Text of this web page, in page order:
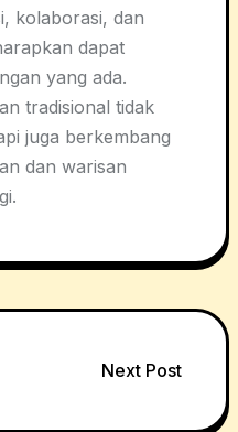
kolaborasi, dan
dapat
yang ada.
tradisional tidak
juga berkembang
dan warisan
Next Post